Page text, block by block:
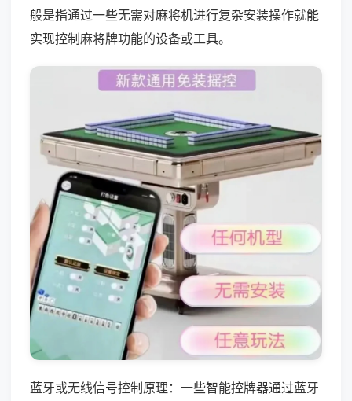
般是指通过一些无需对麻将机进行复杂安装操作就能
实现控制麻将牌功能的设备或工具。
蓝牙或无线信号控制原理：一些智能控牌器通过蓝牙